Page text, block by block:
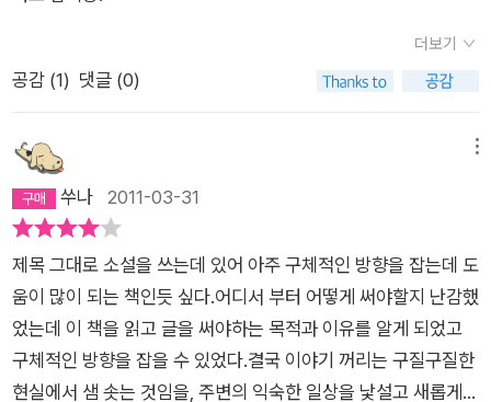
씌어졌으되 시원찮은 모든 소설들의 작가는 그 순간을 소중하게
포착하지 못했거나 아직 그런 순간을 경험하지 않은 사람들이다.
물론 과장해서 하는 말이다. 하지만 순전한 과장만은 아니다. 나
무를 품고 있지 않은 씨앗은 없다. -46-47쪽낯익은 일상을 낯설
게 만들어야 한다. -65쪽소설가는 신비주의자여서는 안 된다. 궁
리하고 추리해야 한다. -67쪽삶이, 삶에의 두껍고 깊은 참여가
소설을 만든다. -69쪽소설은 막연한 생각이나 실체가 없는 이미
지가 아니라 정교한 조형물이다. -70쪽설계도를 만드는 작업이
더 중요하다. 설계도를 만드는 데 들이는 시간이 소설을 쓰는 데
들이는 시간보다 더 많아야 한다. 말하자면, 소설을 다 써놓고 소
설을 써야 한다. -74쪽질문이 없으면 대답도 없다. 질문이 없으
은 자신이 쓰는 소설과 일치된 '삶'이다. 그리고 그 삶을 지겨울 정
도로 구질구질하게 관찰하고, 치밀하게 설계해야 한다. 그리고 문
장을 장식하는 것보다 중요한 것은 '정확성'이다.' 소설가가 문장
을 쓰는 것부터 한 권의 소설을 완성해내기까지의 과정을 꼼꼼히
따져 설명해가면서 끝엔 이렇게 묻는다. '이렇게 힘들지만, 해볼
래? 그러나 신중하게, 확신 있게' 그러나 겁내지 않았으면 좋겠
쓰기는 특별한 재능을 가지고 태어난 사람만이 하는 것이 아니라
고 한다. 그럼 누가 하는 것인가. '(소설을) 읽은 사람만이 쓴다.
잘 읽은 사람이 잘 쓴다.' 결국은 문학을 읽는 것에서부터 소설 쓰
기는 시작된다는 말이다. 소설 지망생에게 권하는 '필사'도 이런
찌를 수 있기만을 바랐다. 이승우가 얘기했듯 숲에서 성으로 곧장
날아가기만을 바랐을 뿐이었다.‘강물 속으로 몸을 밀어 넣어야 한
다. 그 길밖에 없다.’조금 더 전진한 것 같다. 이제 나는 그 자질구
알게 되었다. 그래. 예전보다는 강물 속으로 몸을 밀어 넣을 때가
많아 졌어. 나침반의 바늘이 조금은 이동한 것이 느껴졌다. 이승
우의 글은 내가 가는 방향에 대해 확신을 심어주고 있다.독서를
하는 태도는 ‘독서’에만 한정되지 않는다. 시간이 흐를수록 그것
은 더욱더 확실해지는 경험칙 이다.
더보기
공감 (1) 댓글 (0)
쑤나 2011-03-31
제목 그대로 소설을 쓰는데 있어 아주 구체적인 방향을 잡는데 도
움이 많이 되는 책인듯 싶다.어디서 부터 어떻게 써야할지 난감했
었는데 이 책을 읽고 글을 써야하는 목적과 이유를 알게 되었고
구체적인 방향을 잡을 수 있었다.결국 이야기 꺼리는 구질구질한
현실에서 샘 솟는 것임을, 주변의 익숙한 일상을 낯설고 새롭게